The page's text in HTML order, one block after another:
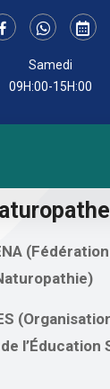
Samedi
09H:00-15H:00
l’Éducation